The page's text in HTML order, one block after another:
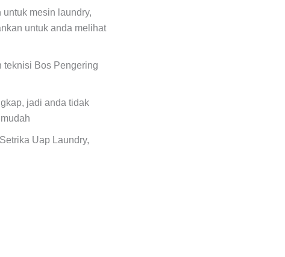
mesin laundry,
untuk anda melihat
teknisi Bos Pengering
jadi anda tidak
Uap Laundry,